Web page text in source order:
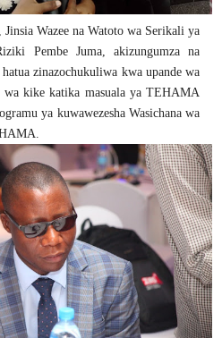
Wazee na Watoto wa Serikali ya
Pembe Juma, akizungumza na
zinazochukuliwa kwa upande wa
wa kike katika masuala ya TEHAMA
ya kuwawezesha Wasichana wa